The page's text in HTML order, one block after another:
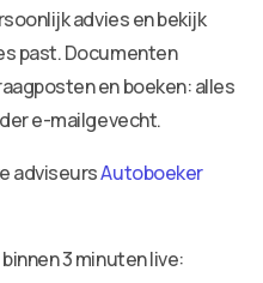
advies en bekijk
past. Documenten
en boeken: alles
e-mailgevecht.
adviseursAutoboeker
3 minuten live: